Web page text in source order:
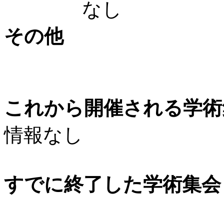
なし
その他
これから開催される学
情報なし
すでに終了した学術集